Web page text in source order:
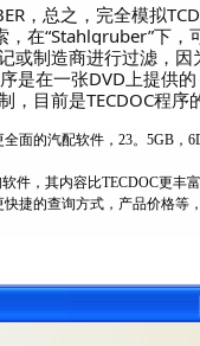
，总之，完全模拟
，在“Stahlgruber”下
或制造商进行过滤，
是在一张DVD上提供
目前是TECDOC程序
面的汽配软件，23。5GB，
件，其内容比TECDOC更丰
捷的查询方式，产品价格等